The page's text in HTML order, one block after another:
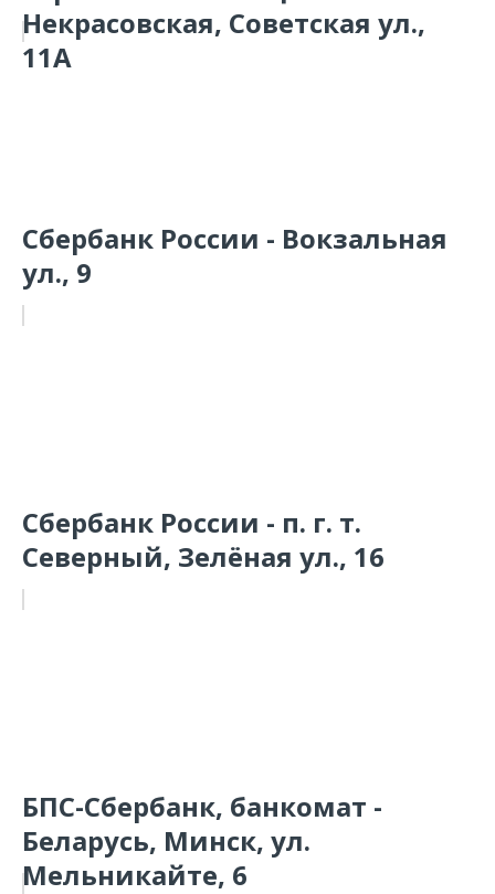
Некрасовская, Советская ул.,
11А
Сбербанк России - Вокзальная
ул., 9
Сбербанк России - п. г. т.
Северный, Зелёная ул., 16
БПС-Сбербанк, банкомат -
Беларусь, Минск, ул.
Мельникайте, 6